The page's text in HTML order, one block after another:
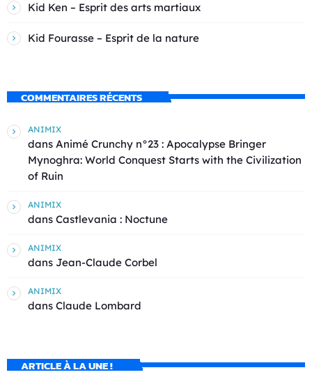
Kid Ken – Esprit des arts martiaux
Kid Fourasse – Esprit de la nature
COMMENTAIRES RÉCENTS
ANIMIX
dans Animé Crunchy n°23 : Apocalypse Bringer
Mynoghra: World Conquest Starts with the Civilization
of Ruin
ANIMIX
dans Castlevania : Noctune
ANIMIX
dans Jean-Claude Corbel
ANIMIX
dans Claude Lombard
ARTICLE À LA UNE !